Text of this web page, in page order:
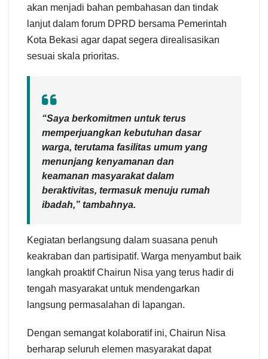
akan menjadi bahan pembahasan dan tindak
lanjut dalam forum DPRD bersama Pemerintah
Kota Bekasi agar dapat segera direalisasikan
sesuai skala prioritas.
“Saya berkomitmen untuk terus
memperjuangkan kebutuhan dasar
warga, terutama fasilitas umum yang
menunjang kenyamanan dan
keamanan masyarakat dalam
beraktivitas, termasuk menuju rumah
ibadah,” tambahnya.
Kegiatan berlangsung dalam suasana penuh
keakraban dan partisipatif. Warga menyambut baik
langkah proaktif Chairun Nisa yang terus hadir di
tengah masyarakat untuk mendengarkan
langsung permasalahan di lapangan.
Dengan semangat kolaboratif ini, Chairun Nisa
berharap seluruh elemen masyarakat dapat